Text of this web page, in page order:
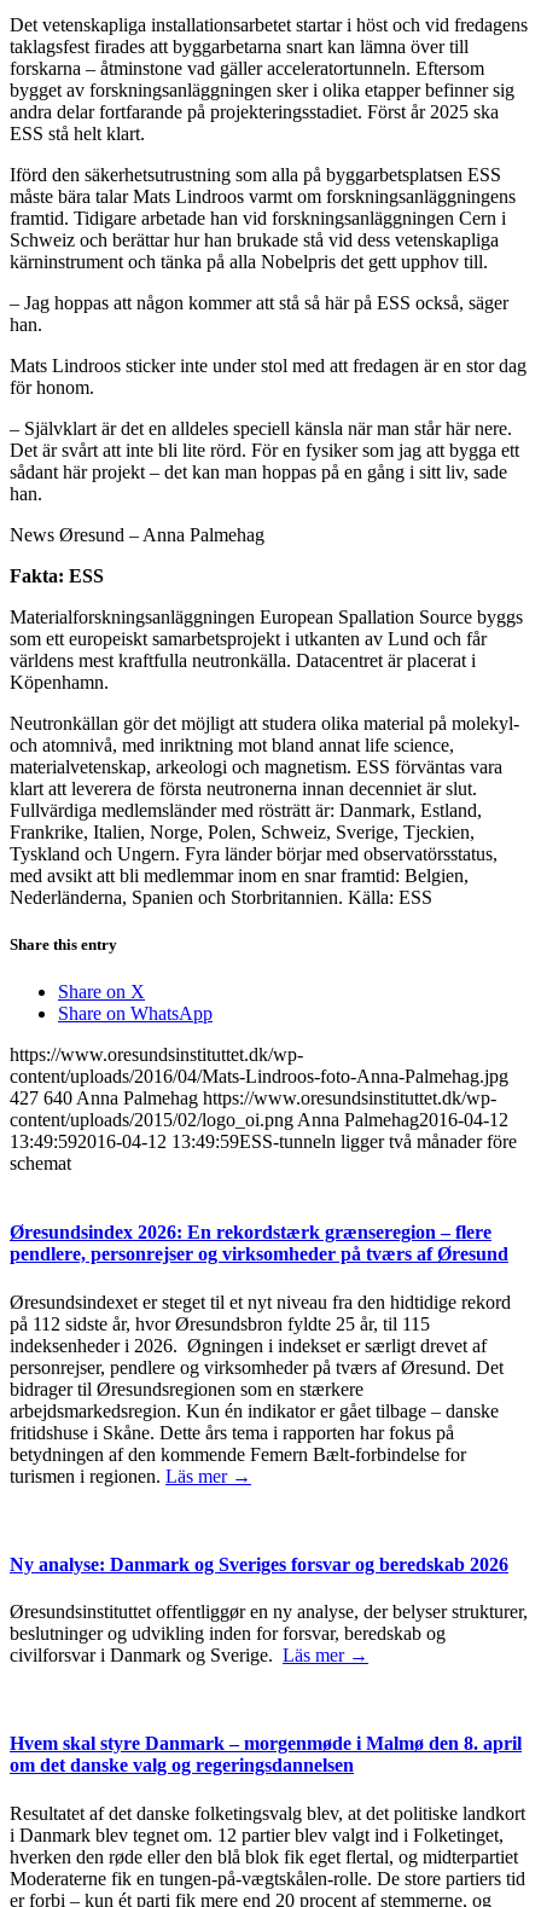
Det vetenskapliga installationsarbetet startar i höst och vid fredagens
taklagsfest firades att byggarbetarna snart kan lämna över till
forskarna – åtminstone vad gäller acceleratortunneln. Eftersom
bygget av forskningsanläggningen sker i olika etapper befinner sig
andra delar fortfarande på projekteringsstadiet. Först år 2025 ska
ESS stå helt klart.
Iförd den säkerhetsutrustning som alla på byggarbetsplatsen ESS
måste bära talar Mats Lindroos varmt om forskningsanläggningens
framtid. Tidigare arbetade han vid forskningsanläggningen Cern i
Schweiz och berättar hur han brukade stå vid dess vetenskapliga
kärninstrument och tänka på alla Nobelpris det gett upphov till.
– Jag hoppas att någon kommer att stå så här på ESS också, säger
han.
Mats Lindroos sticker inte under stol med att fredagen är en stor dag
för honom.
– Självklart är det en alldeles speciell känsla när man står här nere.
Det är svårt att inte bli lite rörd. För en fysiker som jag att bygga ett
sådant här projekt – det kan man hoppas på en gång i sitt liv, sade
han.
News Øresund – Anna Palmehag
Fakta: ESS
Materialforskningsanläggningen European Spallation Source byggs
som ett europeiskt samarbetsprojekt i utkanten av Lund och får
världens mest kraftfulla neutronkälla. Datacentret är placerat i
Köpenhamn.
Neutronkällan gör det möjligt att studera olika material på molekyl-
och atomnivå, med inriktning mot bland annat life science,
materialvetenskap, arkeologi och magnetism. ESS förväntas vara
klart att leverera de första neutronerna innan decenniet är slut.
Fullvärdiga medlemsländer med rösträtt är: Danmark, Estland,
Frankrike, Italien, Norge, Polen, Schweiz, Sverige, Tjeckien,
Tyskland och Ungern. Fyra länder börjar med observatörsstatus,
med avsikt att bli medlemmar inom en snar framtid: Belgien,
Nederländerna, Spanien och Storbritannien. Källa: ESS
Share this entry
Share on X
Share on WhatsApp
https://www.oresundsinstituttet.dk/wp-
content/uploads/2016/04/Mats-Lindroos-foto-Anna-Palmehag.jpg
427 640 Anna Palmehag https://www.oresundsinstituttet.dk/wp-
content/uploads/2015/02/logo_oi.png Anna Palmehag2016-04-12
13:49:592016-04-12 13:49:59ESS-tunneln ligger två månader före
schemat
Øresundsindex 2026: En rekordstærk grænseregion – flere
pendlere, personrejser og virksomheder på tværs af Øresund
Øresundsindexet er steget til et nyt niveau fra den hidtidige rekord
på 112 sidste år, hvor Øresundsbron fyldte 25 år, til 115
indeksenheder i 2026. Øgningen i indekset er særligt drevet af
personrejser, pendlere og virksomheder på tværs af Øresund. Det
bidrager til Øresundsregionen som en stærkere
arbejdsmarkedsregion. Kun én indikator er gået tilbage – danske
fritidshuse i Skåne. Dette års tema i rapporten har fokus på
betydningen af den kommende Femern Bælt-forbindelse for
turismen i regionen. Läs mer →
Ny analyse: Danmark og Sveriges forsvar og beredskab 2026
Øresundsinstituttet offentliggør en ny analyse, der belyser strukturer,
beslutninger og udvikling inden for forsvar, beredskab og
civilforsvar i Danmark og Sverige. Läs mer →
Hvem skal styre Danmark – morgenmøde i Malmø den 8. april
om det danske valg og regeringsdannelsen
Resultatet af det danske folketingsvalg blev, at det politiske landkort
i Danmark blev tegnet om. 12 partier blev valgt ind i Folketinget,
hverken den røde eller den blå blok fik eget flertal, og midterpartiet
Moderaterne fik en tungen-på-vægtskålen-rolle. De store partiers tid
er forbi – kun ét parti fik mere end 20 procent af stemmerne, og